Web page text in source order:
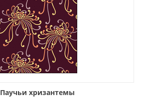
Паучьи хризантемы